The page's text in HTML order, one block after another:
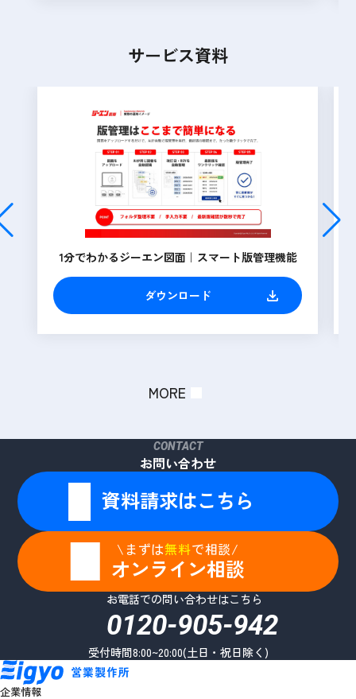
サービス資料
1分でわかるジーエン図面｜スマート版管理機能
ダウンロード
MORE
CONTACT
お問い合わせ
資料請求はこちら
\まずは無料で相談/
オンライン相談
お電話での問い合わせはこちら
0120-905-942
受付時間8:00~20:00(土日・祝日除く)
企業情報